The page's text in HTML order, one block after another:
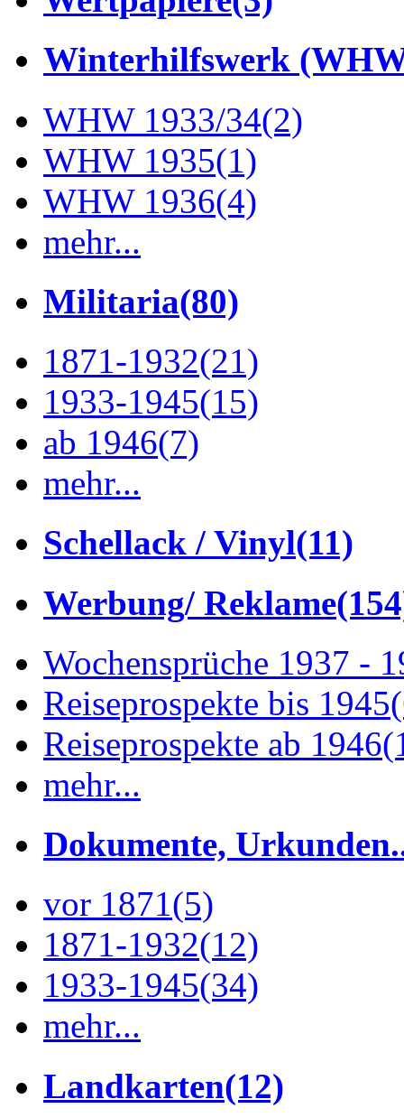
Winterhilfswerk
WHW 1933/34(2)
WHW 1935(1)
WHW 1936(4)
mehr...
Militaria(80)
1871-1932(21)
1933-1945(15)
ab 1946(7)
mehr...
Schellack / Vinyl(11)
Werbung/ Reklame
Wochensprüche 1937 -
Reiseprospekte bis 1945
Reiseprospekte ab 1946
mehr...
Dokumente,
vor 1871(5)
1871-1932(12)
1933-1945(34)
mehr...
Landkarten(12)